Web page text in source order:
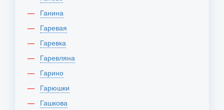
Ганина
Гаревая
Гаревка
Гаревляна
Гарино
Гарюшки
Гашкова